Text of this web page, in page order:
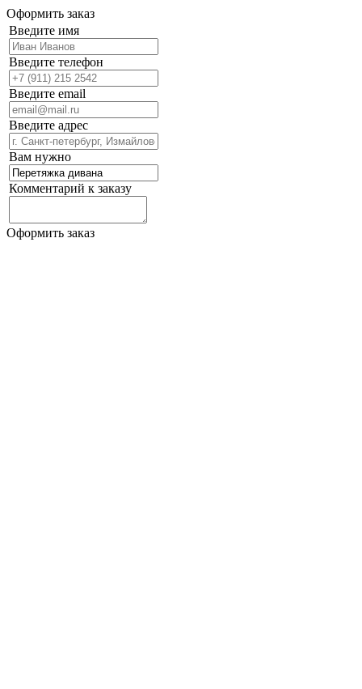
Оформить заказ
Введите имя
Введите телефон
Введите email
Введите адрес
Вам нужно
Комментарий к заказу
Оформить заказ